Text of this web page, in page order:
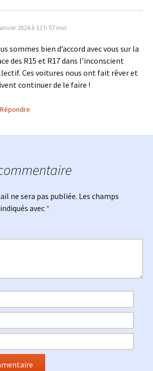
2024 à 12 h 57 min
sommes bien d’accord avec vous sur la
des R15 et R17 dans l’inconscient
Ces voitures nous ont fait rêver et
continuer de le faire !
Répondre
ne sera pas publiée. Les champs
avec *